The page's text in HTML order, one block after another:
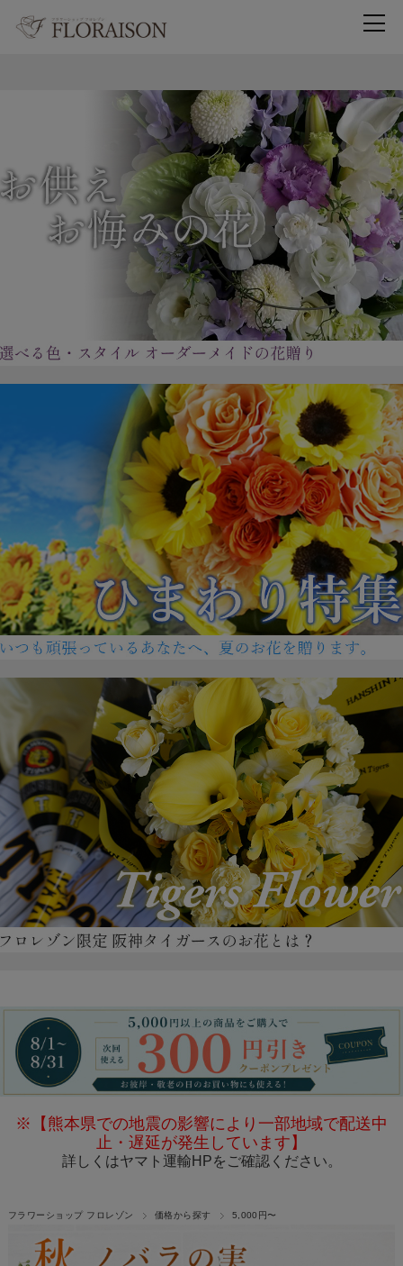
※【熊本県での地震の影響により一部地域で配送中
止・遅延が発生しています】
詳しくはヤマト運輸HPをご確認ください。
フラワーショップ フロレゾン 価格から探す 5,000円〜